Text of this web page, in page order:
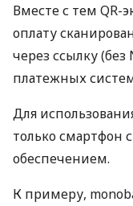
Вместе с тем QR-
оплату
через ссылку (без
платежных
Для
только
обеспечением.
К примеру,